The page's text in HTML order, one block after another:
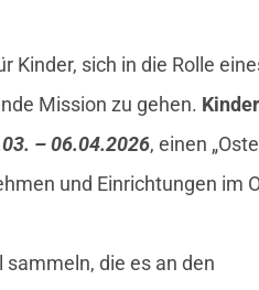
Kinder, sich in die Rolle
Mission zu gehen.
– 06.04.2026, einen
und Einrichtungen im
die es an den